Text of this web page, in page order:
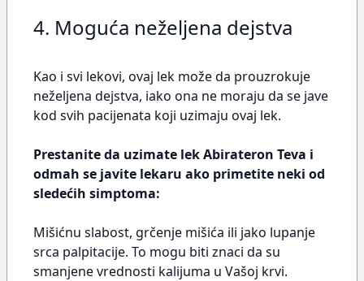
4. Moguća neželjena dejstva
Kao i svi lekovi, ovaj lek može da prouzrokuje
neželjena dejstva, iako ona ne moraju da se jave
kod svih pacijenata koji uzimaju ovaj lek.
Prestanite da uzimate lek Abirateron Teva i
odmah se javite lekaru ako primetite neki od
sledećih simptoma:
Mišićnu slabost, grčenje mišića ili jako lupanje
srca palpitacije. To mogu biti znaci da su
smanjene vrednosti kalijuma u Vašoj krvi.